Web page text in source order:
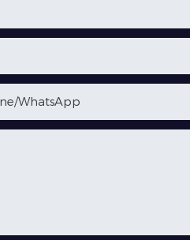
WhatsApp